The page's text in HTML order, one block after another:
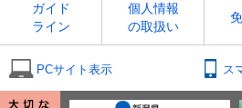
ガイド
ライン
個人情報
の取扱い
PCサイト表示 ス